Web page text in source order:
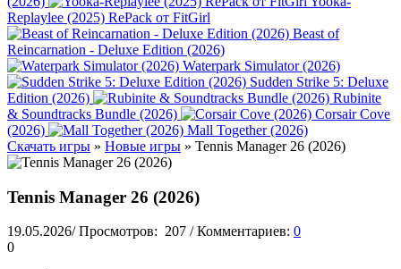
Replaylee (2025) RePack от FitGirl
Beast of
Reincarnation - Deluxe Edition (2026)
Waterpark Simulator (2026)
Sudden Strike 5: Deluxe
Edition (2026)
Rubinite
& Soundtracks Bundle (2026)
Corsair Cove
(2026)
Mall Together (2026)
Скачать игры » Новые игры » Tennis Manager 26 (2026)
Tennis Manager 26 (2026)
19.05.2026/ Просмотров: 207 / Комментариев: 0
0